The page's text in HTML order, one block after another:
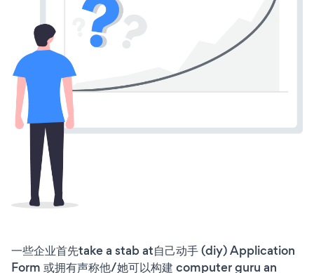
一些企业首先take a stab at自己动手 (diy) Application
Form 或拥有声称他/她可以构建 computer guru an